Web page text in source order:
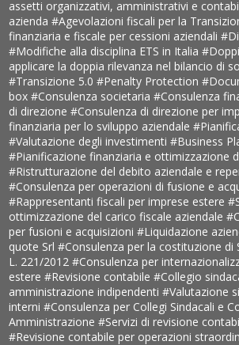
assetti organizzativi, amministrativi e
azienda#Agevolazioni fiscali per la
finanziaria e fiscale per cessioni aziendali
#Modifiche alla disciplina ETS in Italia
applicare la doppia rilevanza nel bilancio di
#Transizione 5.0#Penalty Protection
box#Consulenza societaria#Consulenza
di direzione#Consulenza di direzione per
finanziaria per lo sviluppo aziendale
#Valutazione degli investimenti#Business
#Pianificazione finanziaria e ottimizzazione
#Ristrutturazione del debito aziendale e
#Consulenza per operazioni di fusione e
#Rappresentanti fiscali per imprese estere
ottimizzazione del carico fiscale aziendale
per fusioni e acquisizioni#Liquidazione
quote Srl#Consulenza per la costituzione di
L. 221/2012#Consulenza per
estere#Revisione contabile#Collegio
amministrazione indipendenti#Valutazione
interni#Consulenza per Collegi Sindacali e
Amministrazione#Servizi di revisione
#Revisione contabile per operazioni